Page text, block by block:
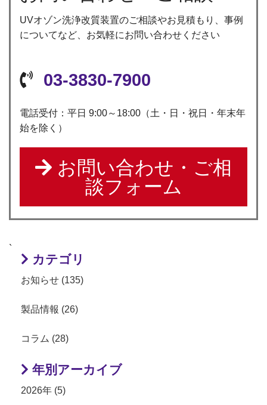
UVオゾン洗浄改質装置のご相談やお見積もり、事例
についてなど、お気軽にお問い合わせください
03-3830-7900
電話受付：平日 9:00～18:00（土・日・祝日・年末年
始を除く）
お問い合わせ・ご相
談フォーム
`
カテゴリ
お知らせ (135)
製品情報 (26)
コラム (28)
年別アーカイブ
2026年 (5)